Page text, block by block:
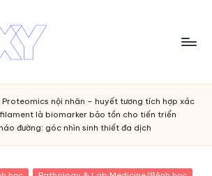
Proteomics nội nhãn – huyết tương tích hợp xác
là biomarker bảo tồn cho tiến triển
đường: góc nhìn sinh thiết đa dịch